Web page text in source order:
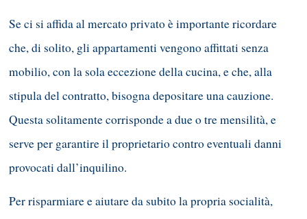
Se ci si affida al mercato privato è importante ricordare
che, di solito, gli appartamenti vengono affittati senza
mobilio, con la sola eccezione della cucina, e che, alla
stipula del contratto, bisogna depositare una cauzione.
Questa solitamente corrisponde a due o tre mensilità, e
serve per garantire il proprietario contro eventuali danni
provocati dall’inquilino.
Per risparmiare e aiutare da subito la propria socialità,